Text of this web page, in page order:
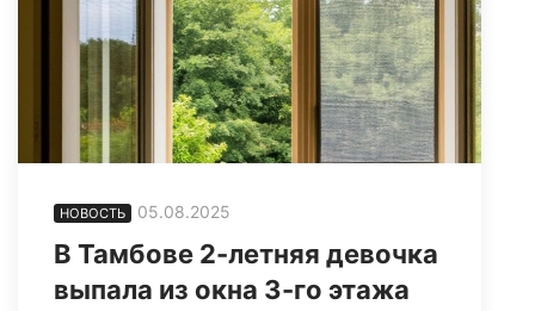
НОВОСТЬ 05.08.2025
В Тамбове 2-летняя девочка
выпала из окна 3-го этажа